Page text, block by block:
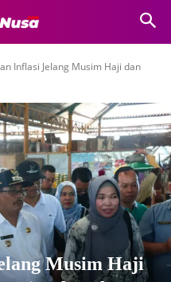
Inflasi Jelang Musim Haji dan
Musim Haji